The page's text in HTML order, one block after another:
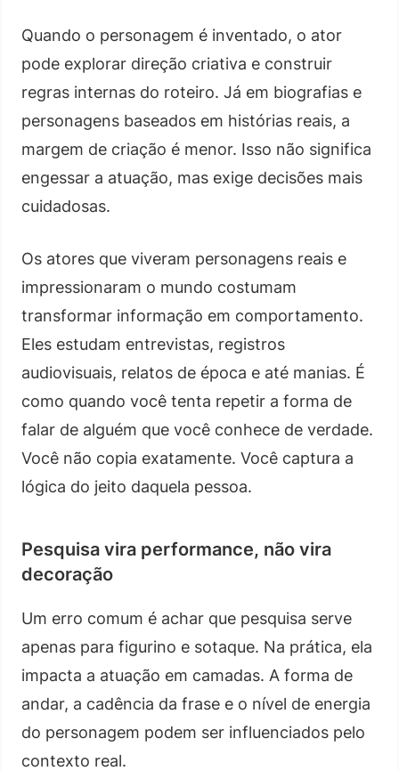
Quando o personagem é inventado, o ator
pode explorar direção criativa e construir
regras internas do roteiro. Já em biografias e
personagens baseados em histórias reais, a
margem de criação é menor. Isso não significa
engessar a atuação, mas exige decisões mais
cuidadosas.
Os atores que viveram personagens reais e
impressionaram o mundo costumam
transformar informação em comportamento.
Eles estudam entrevistas, registros
audiovisuais, relatos de época e até manias. É
como quando você tenta repetir a forma de
falar de alguém que você conhece de verdade.
Você não copia exatamente. Você captura a
lógica do jeito daquela pessoa.
Pesquisa vira performance, não vira
decoração
Um erro comum é achar que pesquisa serve
apenas para figurino e sotaque. Na prática, ela
impacta a atuação em camadas. A forma de
andar, a cadência da frase e o nível de energia
do personagem podem ser influenciados pelo
contexto real.